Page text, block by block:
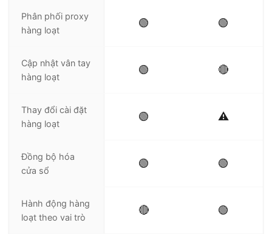
Phân phối proxy
hàng loạt
🟢 🟢
Cập nhật vân tay
hàng loạt
🟢 🔴
Thay đổi cài đặt
hàng loạt
🟢 ⚠️
Đồng bộ hóa
cửa sổ
🟢 🟢
Hành động hàng
loạt theo vai trò
🔴 🟢